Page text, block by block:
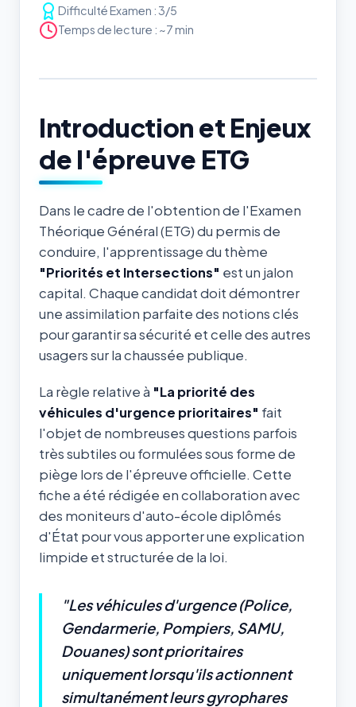
Difficulté Examen : 3/5
Temps de lecture : ~7 min
Introduction et Enjeux
de l'épreuve ETG
Dans le cadre de l'obtention de l'Examen
Théorique Général (ETG) du permis de
conduire, l'apprentissage du thème
"Priorités et Intersections" est un jalon
capital. Chaque candidat doit démontrer
une assimilation parfaite des notions clés
pour garantir sa sécurité et celle des autres
usagers sur la chaussée publique.
La règle relative à "La priorité des
véhicules d'urgence prioritaires" fait
l'objet de nombreuses questions parfois
très subtiles ou formulées sous forme de
piège lors de l'épreuve officielle. Cette
fiche a été rédigée en collaboration avec
des moniteurs d'auto-école diplômés
d'État pour vous apporter une explication
limpide et structurée de la loi.
"Les véhicules d'urgence (Police,
Gendarmerie, Pompiers, SAMU,
Douanes) sont prioritaires
uniquement lorsqu'ils actionnent
simultanément leurs gyrophares